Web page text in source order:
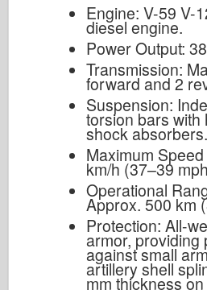
Engine: V-59 V-
diesel engine.
Power Output:
Transmission:
forward and 2
Suspension:
torsion bars with
shock absorbers.
Maximum
km/h (37–39
Operational
Approx. 500 km
Protection: All-
armor, providing
against small
artillery shell
mm thickness